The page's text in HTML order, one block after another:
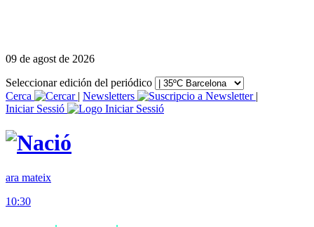
09 de agost de 2026
Seleccionar edición del periódico
Cerca
| Newsletters
|
Iniciar Sessió
ara mateix
10:30